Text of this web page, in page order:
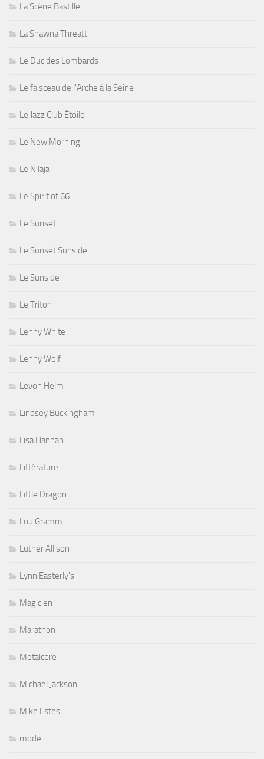
La Scène Bastille
La Shawna Threatt
Le Duc des Lombards
Le faisceau de l'Arche à la Seine
Le Jazz Club Étoile
Le New Morning
Le Nilaja
Le Spirit of 66
Le Sunset
Le Sunset Sunside
Le Sunside
Le Triton
Lenny White
Lenny Wolf
Levon Helm
Lindsey Buckingham
Lisa Hannah
Littérature
Little Dragon
Lou Gramm
Luther Allison
Lynn Easterly's
Magicien
Marathon
Metalcore
Michael Jackson
Mike Estes
mode